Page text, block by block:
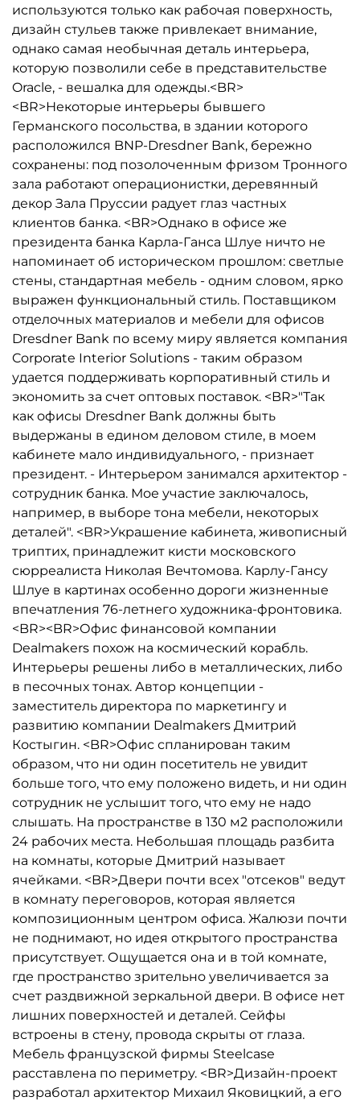
используются только как рабочая поверхность,
дизайн стульев также привлекает внимание,
однако самая необычная деталь интерьера,
которую позволили себе в представительстве
Oracle, - вешалка для одежды.<BR>
<BR>Некоторые интерьеры бывшего
Германского посольства, в здании которого
расположился BNP-Dresdner Bank, бережно
сохранены: под позолоченным фризом Тронного
зала работают операционистки, деревянный
декор Зала Пруссии радует глаз частных
клиентов банка. <BR>Однако в офисе же
президента банка Карла-Ганса Шлуе ничто не
напоминает об историческом прошлом: светлые
стены, стандартная мебель - одним словом, ярко
выражен функциональный стиль. Поставщиком
отделочных материалов и мебели для офисов
Dresdner Bank по всему миру является компания
Corporate Interior Solutions - таким образом
удается поддерживать корпоративный стиль и
экономить за счет оптовых поставок. <BR>"Так
как офисы Dresdner Bank должны быть
выдержаны в едином деловом стиле, в моем
кабинете мало индивидуального, - признает
президент. - Интерьером занимался архитектор -
сотрудник банка. Мое участие заключалось,
например, в выборе тона мебели, некоторых
деталей". <BR>Украшение кабинета, живописный
триптих, принадлежит кисти московского
сюрреалиста Николая Вечтомова. Карлу-Гансу
Шлуе в картинах особенно дороги жизненные
впечатления 76-летнего художника-фронтовика.
<BR><BR>Офис финансовой компании
Dealmakers похож на космический корабль.
Интерьеры решены либо в металлических, либо
в песочных тонах. Автор концепции -
заместитель директора по маркетингу и
развитию компании Dealmakers Дмитрий
Костыгин. <BR>Офис спланирован таким
образом, что ни один посетитель не увидит
больше того, что ему положено видеть, и ни один
сотрудник не услышит того, что ему не надо
слышать. На пространстве в 130 м2 расположили
24 рабочих места. Небольшая площадь разбита
на комнаты, которые Дмитрий называет
ячейками. <BR>Двери почти всех "отсеков" ведут
в комнату переговоров, которая является
композиционным центром офиса. Жалюзи почти
не поднимают, но идея открытого пространства
присутствует. Ощущается она и в той комнате,
где пространство зрительно увеличивается за
счет раздвижной зеркальной двери. В офисе нет
лишних поверхностей и деталей. Сейфы
встроены в стену, провода скрыты от глаза.
Мебель французской фирмы Steelcase
расставлена по периметру. <BR>Дизайн-проект
разработал архитектор Михаил Яковицкий, а его